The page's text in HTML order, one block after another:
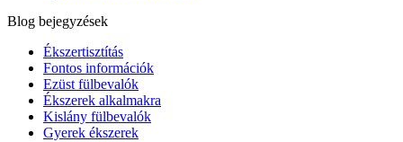
Blog bejegyzések
Ékszertisztítás
Fontos információk
Ezüst fülbevalók
Ékszerek alkalmakra
Kislány fülbevalók
Gyerek ékszerek